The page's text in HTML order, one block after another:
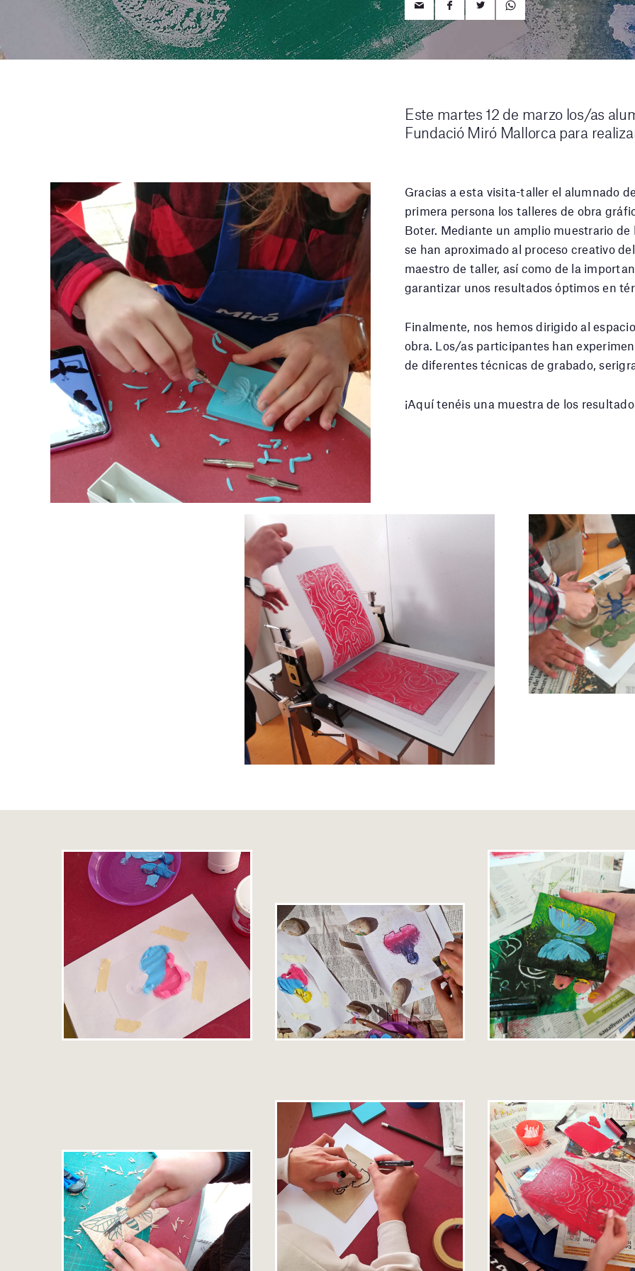
Este martes 12 de marzo los/as
Fundació Miró Mallorca para
Gracias a esta visita-taller el alumnado
primera persona los talleres de obra
Boter. Mediante un amplio muestrario
se han aproximado al proceso creativo
maestro de taller, así como de la
garantizar unos resultados óptimos en
Finalmente, nos hemos dirigido al
obra. Los/as participantes han
de diferentes técnicas de grabado,
¡Aquí tenéis una muestra de los